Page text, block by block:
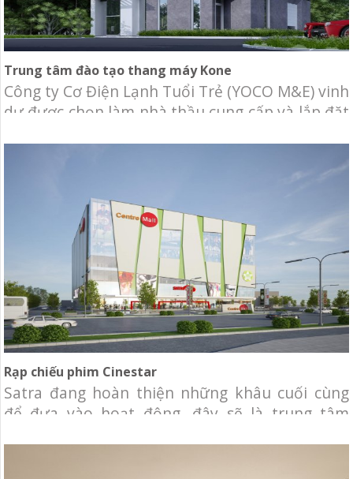
Trung tâm đào tạo thang máy Kone
Công ty Cơ Điện Lạnh Tuổi Trẻ (YOCO M&E) vinh
dự được chọn làm nhà thầu cung cấp và lắp đặt
trong ngành thang máy và thang cuốn toàn
cầu. Dự án là sự hợp tác giữa KONE Việt Nam
Rạp chiếu phim Cinestar
Satra đang hoàn thiện những khâu cuối cùng
để đưa vào hoạt động, đây sẽ là trung tâm
cho gia đình như siêu thị tự chọn Satramart,